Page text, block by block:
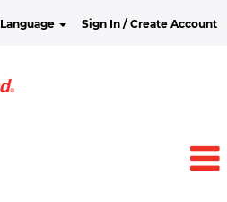
Language Sign In / Create Account